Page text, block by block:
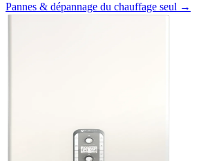
Pannes & dépannage du chauffage seul →